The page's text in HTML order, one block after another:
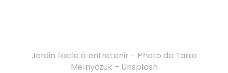
Jardin facile à entretenir – Photo de Tania
Melnyczuk – Unsplash